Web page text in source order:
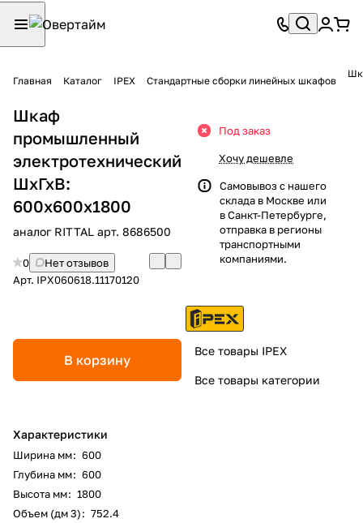
Главная Каталог IPEX Стандартные сборки линейных шкафов
Шкаф
промышленный
электротехнический
ШхГхВ:
600х600х1800
аналог RITTAL арт. 8686500
0
Нет отзывов
Арт. IPX060618.11170120
В корзину
Характеристики
Ширина мм: 600
Глубина мм: 600
Высота мм: 1800
Объем (дм 3): 752.4
Под заказ
Хочу дешевле
Самовывоз с нашего
склада в Москве или
в Санкт-Петербурге,
отправка в регионы
транспортными
компаниями.
Все товары IPEX
Все товары категории